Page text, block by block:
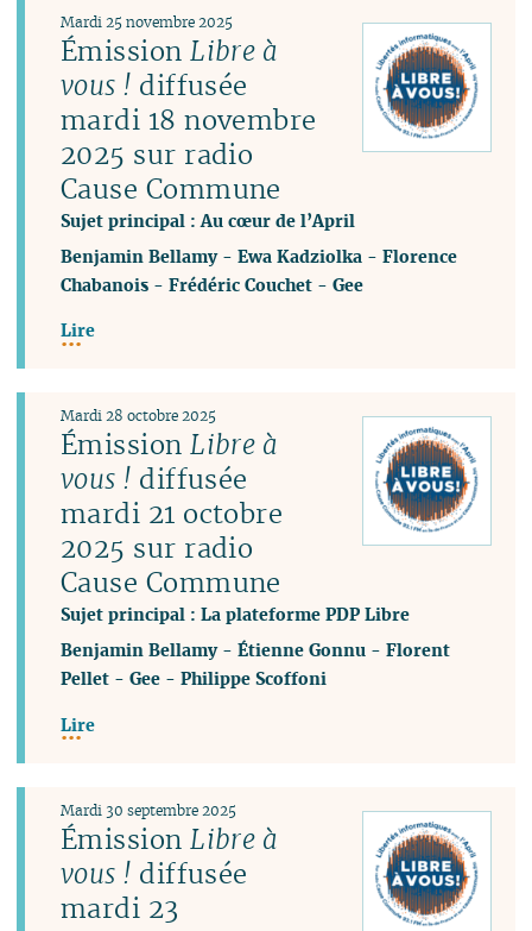
ÉmissionLibre à
vous ! diffusée
mardi 18 novembre
2025 sur radio
Cause Commune
Sujet principal : Au cœur de l’April
Mardi 25 novembre 2025
Benjamin Bellamy-Ewa Kadziolka -Florence
Chabanois -Frédéric Couchet -Gee
Lire
ÉmissionLibre à
vous ! diffusée
mardi 21 octobre
2025 sur radio
Cause Commune
Sujet principal : La plateforme PDP Libre
Mardi 28 octobre 2025
Benjamin Bellamy-Étienne Gonnu -Florent
Pellet -Gee -Philippe Scoffoni
Lire
ÉmissionLibre à
vous ! diffusée
mardi 23
Mardi 30 septembre 2025